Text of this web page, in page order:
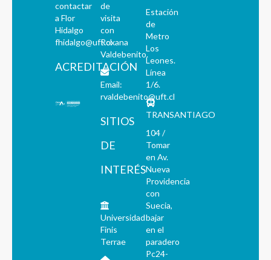
contactar
a Flor
Hidalgo
fhidalgo@uft.cl
ACREDITACIÓN
de
visita
con
Roxana
Valdebenito.
Email:
rvaldebenito@uft.cl
SITIOS
DE
INTERÉS
Universidad
Finis
Terrae
Estación
de
Metro
Los
Leones.
Línea
1/6.
TRANSANTIAGO
104 /
Tomar
en Av.
Nueva
Providencia
con
Suecia,
bajar
en el
paradero
Pc24-